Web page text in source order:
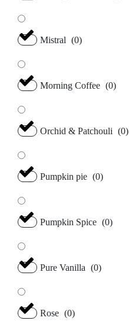
Mistral (0)
Morning Coffee (0)
Orchid & Patchouli (0)
Pumpkin pie (0)
Pumpkin Spice (0)
Pure Vanilla (0)
Rose (0)